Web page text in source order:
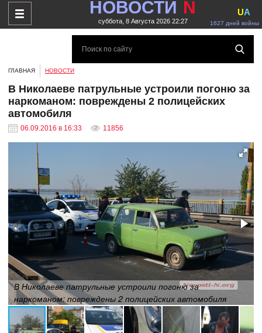
НОВОСТИ N
суббота, 8 Августа 2026 22:27 1627 дней войны
UA
ГЛАВНАЯ НОВОСТИ
В Николаеве патрульные устроили погоню за
наркоманом: повреждены 2 полицейских
автомобиля
06.09.2016 в 16:33 11856
В Николаеве патрульные устроили погоню за
наркоманом: повреждены 2 полицейских автомобиля